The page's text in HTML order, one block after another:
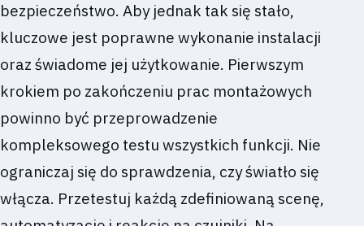
bezpieczeństwo. Aby jednak tak się stało,
kluczowe jest poprawne wykonanie instalacji
oraz świadome jej użytkowanie. Pierwszym
krokiem po zakończeniu prac montażowych
powinno być przeprowadzenie
kompleksowego testu wszystkich funkcji. Nie
ograniczaj się do sprawdzenia, czy światło się
włącza. Przetestuj każdą zdefiniowaną scenę,